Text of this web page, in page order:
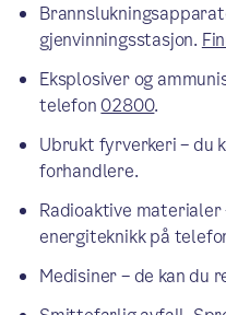
gjenvinningsstasjon.
Eksplosiver og
telefon02800.
Ubrukt fyrverkeri – du
forhandlere.
Radioaktive
energiteknikk på
Medisiner – de kan du